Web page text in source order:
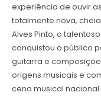
experiência de ouvir
totalmente nova,
Alves Pinto, o
conquistou o público
guitarra e
origens musicais e
cena musical nacional.